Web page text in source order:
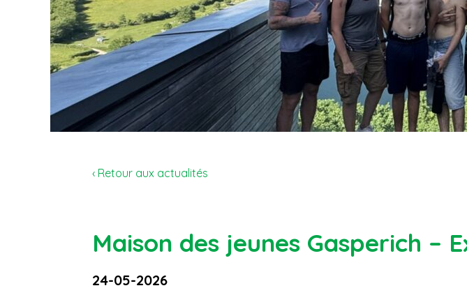
‹ Retour aux actualités
Maison des jeunes Gasperich –
24-05-2026